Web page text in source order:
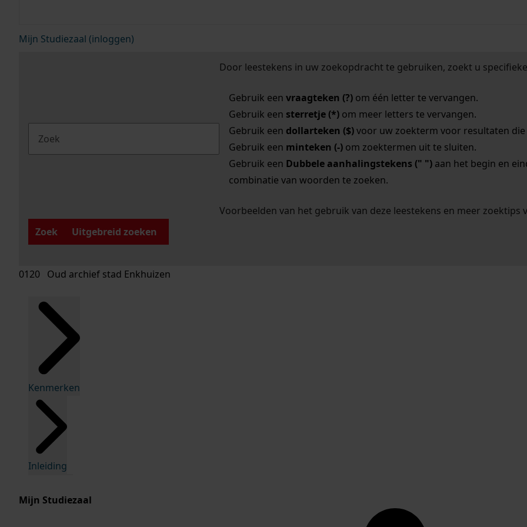
Mijn Studiezaal (inloggen)
Door leestekens in uw zoekopdracht te gebruiken, zoekt u
Gebruik een vraagteken (?)om één letter te vervangen.
Gebruik een sterretje (*)om meer letters te vervangen.
Gebruik een dollarteken ($)voor uw zoekterm voor resultaten die
Gebruik een minteken (-)om zoektermen uit te sluiten.
Gebruik een Dubbele aanhalingstekens (" ")aan het begin en
combinatie van woorden te zoeken.
Voorbeelden van het gebruik van deze leestekens en meer zoektips
Zoek
Uitgebreid zoeken
0120 Oud archief stad Enkhuizen
Kenmerken
Inleiding
Mijn Studiezaal